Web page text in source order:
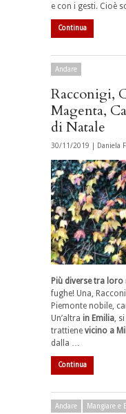
e con i gesti. Cioè
Continua
Andare
Racconigi,
Magenta,
di Natale
30/11/2019 | Daniela
Più diverse tra loro
fughe! Una,
Piemonte nobile,
Un’altra in Emilia,
trattiene vicino a
dalla …
Continua
Andare Mangiare e